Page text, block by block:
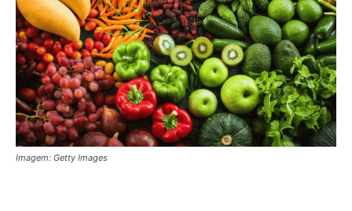
Imagem: Getty Images